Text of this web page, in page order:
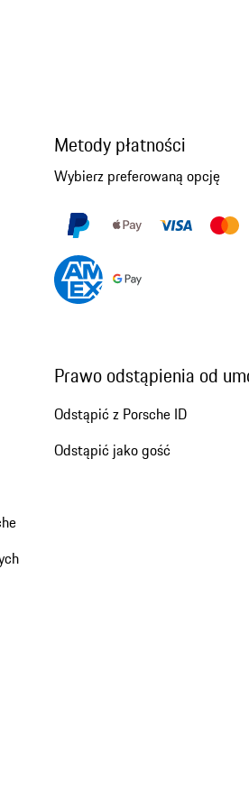
Metody płatności
Wybierz preferowaną opcję
Prawo odstąpienia od
Odstąpić z Porsche ID
Odstąpić jako gość